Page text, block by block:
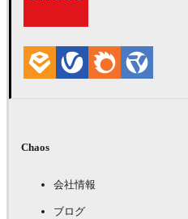
Chaos
会社情報
ブログ